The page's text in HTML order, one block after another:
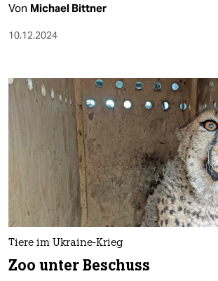
Von Michael Bittner
10.12.2024
Tiere im Ukraine-Krieg
Zoo unter Beschuss